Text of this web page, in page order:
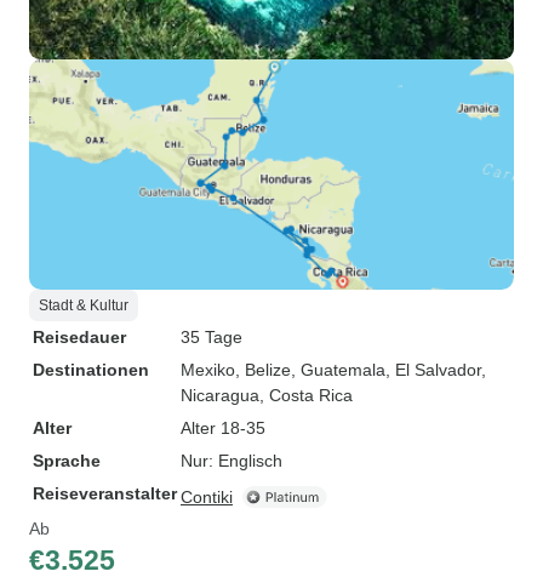
Stadt & Kultur
Reisedauer
35 Tage
Destinationen
Mexiko , Belize , Guatemala , El Salvador,
Nicaragua , Costa Rica
Alter
Alter 18-35
Sprache
Nur: Englisch
ReiseveranstalterContiki
Ab
€3.525